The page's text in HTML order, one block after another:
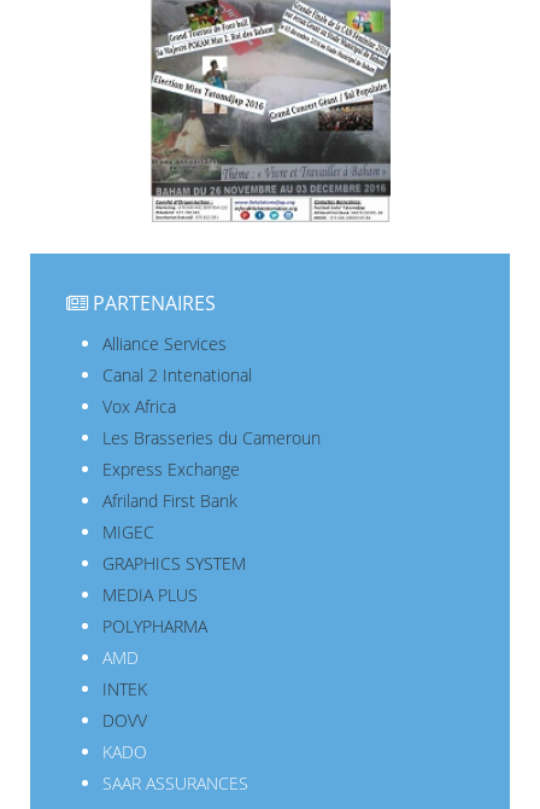
PARTENAIRES
Alliance Services
Canal 2 Intenational
Vox Africa
Les Brasseries du Cameroun
Express Exchange
Afriland First Bank
MIGEC
GRAPHICS SYSTEM
MEDIA PLUS
POLYPHARMA
AMD
INTEK
DOVV
KADO
SAAR ASSURANCES